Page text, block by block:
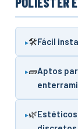
🛠️Fácil
🧱Aptos
🌿Estéticos